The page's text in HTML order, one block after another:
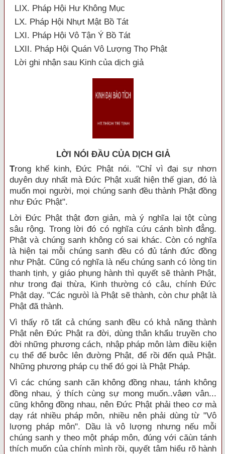
LIX. Pháp Hội Hư Không Mục
LX. Pháp Hội Nhựt Mật Bồ Tát
LXI. Pháp Hội Vô Tận Ý Bồ Tát
LXII. Pháp Hội Quán Vô Lượng Thọ Phật
Lời ghi nhận sau Kinh của dịch giả
LỜI NÓI ÐẦU CỦA DỊCH GIẢ
Trong khế kinh, Đức Phật nói. "Chỉ vì đại sự nhơn
duyên duy nhất mà Đức Phật xuất hiện thế gian, đó là
muốn mọi người, mọi chúng sanh đều thành Phật đồng
như Đức Phật".
Lời Đức Phật thật đơn giản, mà ý nghĩa lại tột cùng
sâu rộng. Trong lời đó có nghĩa cứu cánh bình đẳng.
Phật và chúng sanh không có sai khác. Còn có nghĩa
là hiện tại mỗi chúng sanh đều có đủ tánh đức đồng
như Phật. Cũng có nghĩa là nếu chúng sanh có lòng tin
thanh tịnh, y giáo phụng hành thì quyết sẽ thành Phật,
như trong đại thừa, Kinh thường có câu, chính Đức
Phật dạy. "Các ngưòì là Phật sẽ thành, còn chư phật là
Phật đã thành.
Vì thấy rõ tất cả chúng sanh đều có khả năng thành
Phật nên Đức Phật ra đời, dùng thân khẩu truyền cho
đời những phương cách, nhập pháp môn làm điều kiện
cụ thể để bưôc lên đường Phật, để rồi đến quả Phật.
Những phương pháp cụ thể đó gọi là Phật Pháp.
Vì các chúng sanh căn không đồng nhau, tánh không
đồng nhau, ý thích cùng sự mong muốn..vâøn vân...
cũng không đồng nhau, nên Đức Phật phải theo cơ mà
dạy rát nhiều pháp môn, nhiều nên phải dùng từ "Vô
lượng pháp môn". Dầu là vô lượng nhưng nếu mỗi
chúng sanh y theo một pháp môn, đúng với căùn tánh
thích muốn của chính mình rồi, quyết tâm hiểu rõ hành